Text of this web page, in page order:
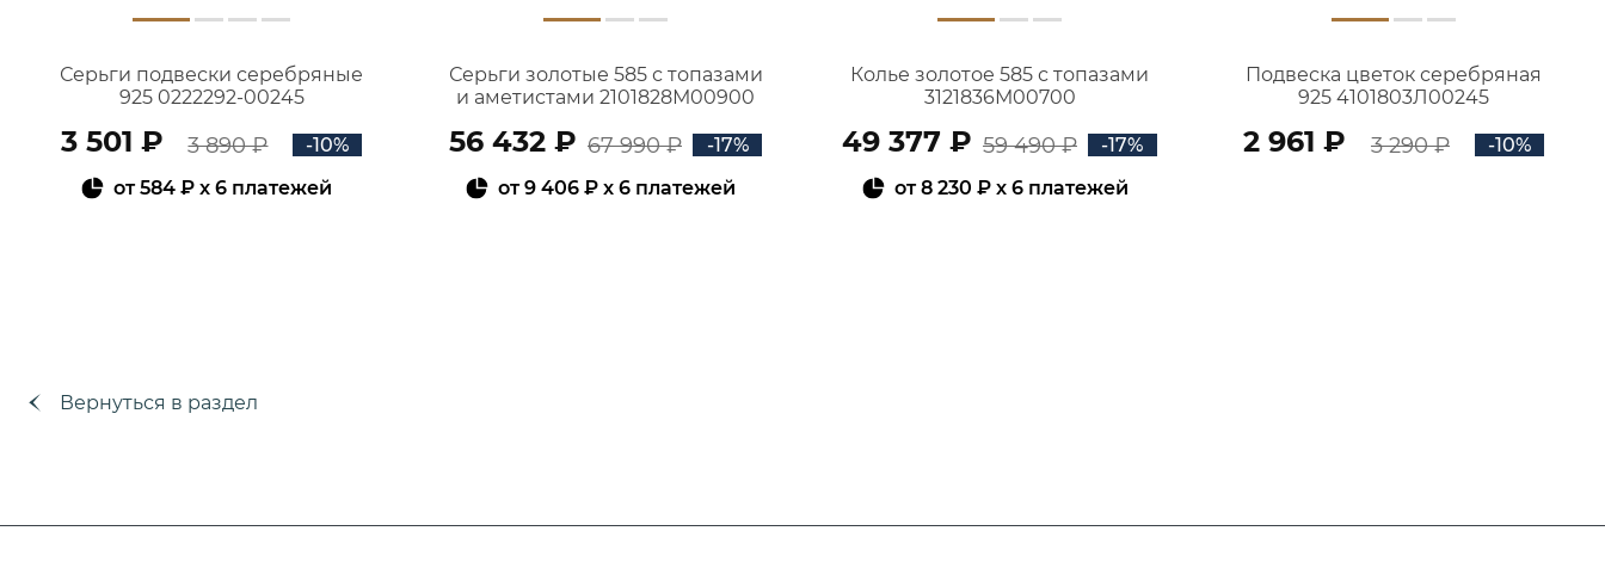
Серьги подвески серебряные
925 0222292-00245
3 501 ₽ 3 890 ₽
-10%
от584 ₽ x 6 платежей
Серьги золотые 585 с топазами
и аметистами 2101828М00900
56 432 ₽ 67 990 ₽
-17%
от9 406 ₽ x 6 платежей
Колье золотое 585 с топазами
3121836М00700
49 377 ₽ 59 490 ₽
-17%
от8 230 ₽x 6 платежей
Подвеска цветок серебряная
925 4101803Л00245
2 961 ₽ 3 290 ₽ -10%
Вернуться в раздел